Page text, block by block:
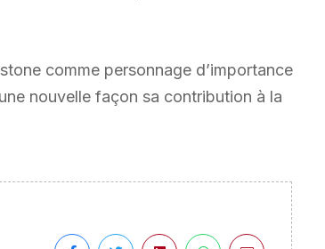
comme personnage d’importance
nouvelle façon sa contribution à la